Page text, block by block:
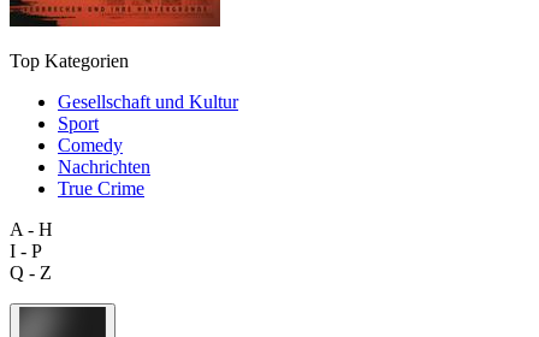
Top Kategorien
Gesellschaft und Kultur
Sport
Comedy
Nachrichten
True Crime
A - H
I - P
Q - Z